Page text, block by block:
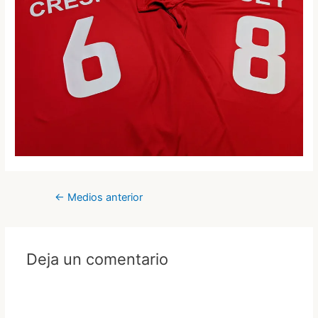
Navegación
← Medios anterior
Deja un comentario